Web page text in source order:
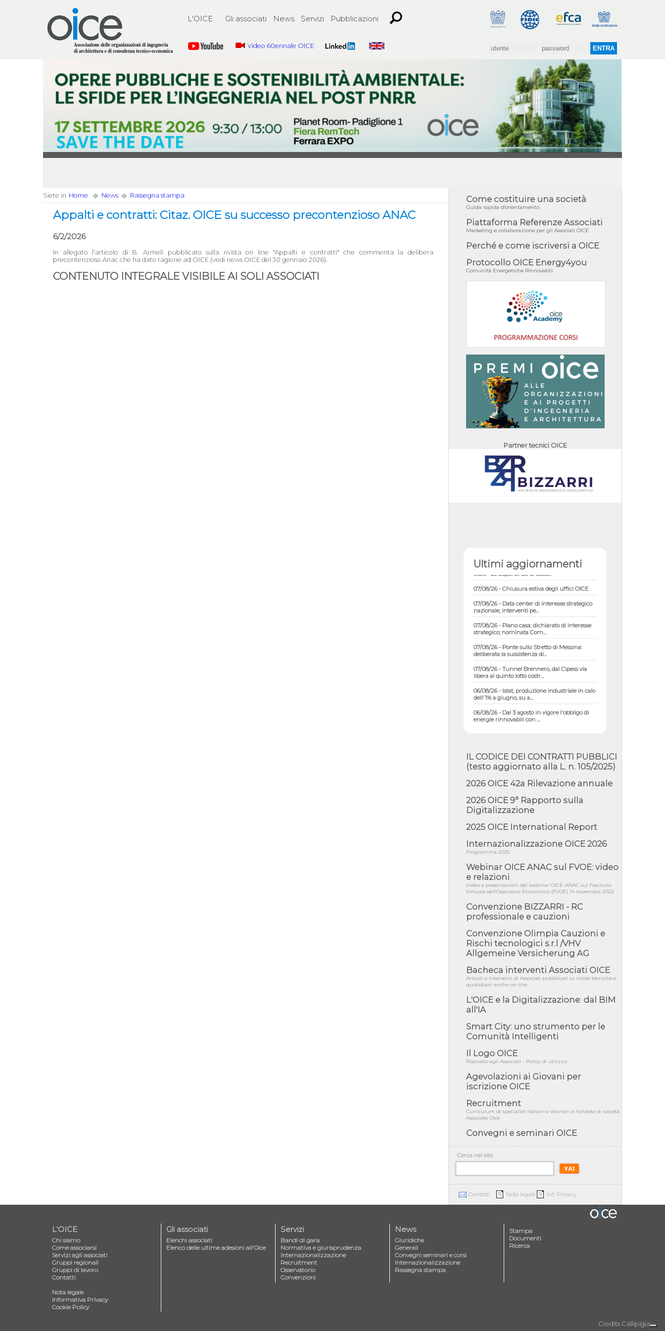
L'OICE Gli associati News Servizi Pubblicazioni
Video 60ennale OICE
Siete in Home News Rassegna stampa
Appalti e contratti: Citaz. OICE su successo precontenzioso ANAC
6/2/2026
In allegato l'articolo di B. Armeli pubblicato sulla rivista on line "Appalti e contratti" che commenta la delibera
precontenzioso Anac che ha dato ragione ad OICE (vedi news OICE del 30 gennaio 2026).
CONTENUTO INTEGRALE VISIBILE AI SOLI ASSOCIATI
Come costituire una società
Guida rapida d'orientamento
Piattaforma Referenze Associati
Marketing e collaborazione per gli Associati OICE
Perché e come iscriversi a OICE
Protocollo OICE Energy4you
Comunità Energetiche Rinnovabili
Partner tecnici OICE
Ultimi aggiornamenti
07/08/26 - OICE al B-Cad 2026: evento dal
titolo "Le Esperienze di succ...
07/08/26 - Chiusura estiva degli uffici OICE
07/08/26 - Data center di interesse strategico
nazionale; interventi pe...
07/08/26 - Piano casa: dichiarato di interesse
strategico; nominata Com...
07/08/26 - Ponte sullo Stretto di Messina:
deliberata la sussistenza di...
07/08/26 - Tunnel Brennero, dal Cipess via
libera al quinto lotto costr...
06/08/26 - Istat, produzione industriale in calo
dell'1% a giugno, su a...
06/08/26 - Dal 3 agosto in vigore l'obbligo di
energie rinnovabili con ...
adeguamento all’AI Act in mate...
06/08/26 - DDL delegazione europea in Cdm
per recepimento norme UE in m...
approvata oggi la fiducia...
05/08/26 - Focus OICE sul DDL di riforma
della responsabilità amminist...
illustrativa al Bando tipo 2 s...
Pubblica Confindustria Professioni ...
05/08/26 - Successo OICE per il bando della
Città metropolitana di Reg...
05/08/26 - Lettera OICE per il bando della
Giunta Regionale della Campa...
elenchi professionisti per ...
04/08/26 - International Sustainable
Buildings Competition - COP31, An...
04/08/26 - CdS, project financing: progetto di
fattibilità da impugnar...
04/08/26 - Rapporto Anac corruzione 2020-
2026: procedimenti penali per ...
04/08/26 - CdS: partecipazione alla gara non
04/08/26 - DL Infrastrutture approvato alla
Camera, passa ora al Senato
03/08/26 - TAR Piemonte: RUP può avvalersi
di consulente esterno per v...
IL CODICE DEI CONTRATTI PUBBLICI
(testo aggiornato alla L. n. 105/2025)
2026 OICE 42a Rilevazione annuale
2026 OICE 9° Rapporto sulla
Digitalizzazione
2025 OICE International Report
Internazionalizzazione OICE 2026
Programma 2025
Webinar OICE ANAC sul FVOE: video
e relazioni
Video e presentazioni del webinar OICE-ANAC sul Fascicolo
Virtuale dell'Operatore Economico (FVOE) 14 novembre 2022
Convenzione BIZZARRI - RC
professionale e cauzioni
Convenzione Olimpia Cauzioni e
Rischi tecnologici s.r.l /VHV
Allgemeine Versicherung AG
Bacheca interventi Associati OICE
Articoli e interventi di Associati pubblicati su riviste tecniche e
quotidiani anche on line
L'OICE e la Digitalizzazione: dal BIM
all'IA
Smart City: uno strumento per le
Comunità Intelligenti
Il Logo OICE
Riservato agli Associati - Policy di utilizzo
Agevolazioni ai Giovani per
iscrizione OICE
Recruitment
Curriculum di specialisti italiani e stranieri e richieste di società
Associate Oice
Convegni e seminari OICE
Cerca nel sito
Contatti Nota legale Inf. Privacy
L'OICE
Chi siamo
Come associarsi
Servizi agli associati
Gruppi regionali
Gruppi di lavoro
Contatti
Nota legale
Informativa Privacy
Cookie Policy
Gli associati
Elenchi associati
Elenco delle ultime adesioni all'Oice
Servizi
Bandi di gara
Normativa e giurisprudenza
Internazionalizzazione
Recruitment
Osservatorio
Convenzioni
News
Giuridiche
Generali
Convegni seminari e corsi
Internazionalizzazione
Rassegna stampa
Stampa
Documenti
Ricerca
Credits Callipigia